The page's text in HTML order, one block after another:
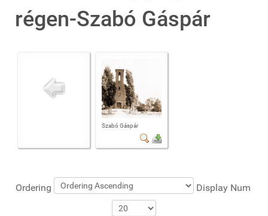
régen-Szabó Gáspár
Szabó Gáspár
Ordering Display Num